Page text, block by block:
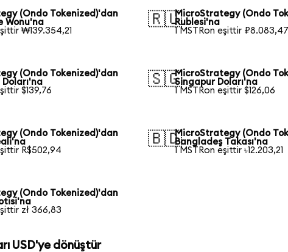
(Ondo Tokenized)'dan
Wonu'na
₩139.354,21
🇷🇺MicroStrategy (Ondo
Rublesi'na
1 MSTRon eşittir ₽8.083,47
(Ondo Tokenized)'dan
$139,76
🇸🇬MicroStrategy (Ondo
Singapur Doları'na
1 MSTRon eşittir $126,06
(Ondo Tokenized)'dan
R$502,94
🇧🇩MicroStrategy (Ondo
Bangladeş Takası'na
1 MSTRon eşittir ৳12.203,21
(Ondo Tokenized)'dan
zł 366,83
USD'ye dönüştür